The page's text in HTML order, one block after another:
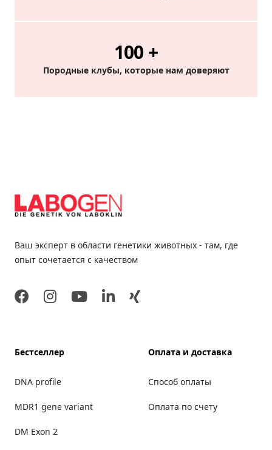
Породные клубы, которые нам доверяют
100 +
Ваш эксперт в области генетики животных - там, где
опыт сочетается с качеством
FacebookInstagramYoutubeLinkedIn
Xing
Бестселлер
DNA profile
MDR1 gene variant
DM Exon 2
Оплата и доставка
Способ оплаты
Оплата по счету